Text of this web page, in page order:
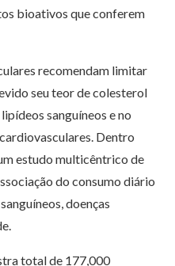
bioativos que conferem
recomendam limitar
seu teor de colesterol
sanguíneos e no
Dentro
estudo multicêntrico de
do consumo diário
doenças
total de 177,000